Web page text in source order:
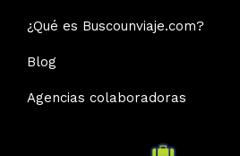
¿Qué es Buscounviaje.com?
Blog
Agencias colaboradoras